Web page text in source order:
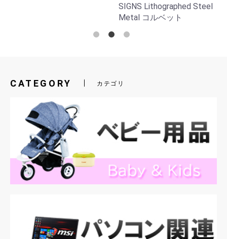
SIGNS Lithographed Steel
Metal コルベット
CATEGORY カテゴリ